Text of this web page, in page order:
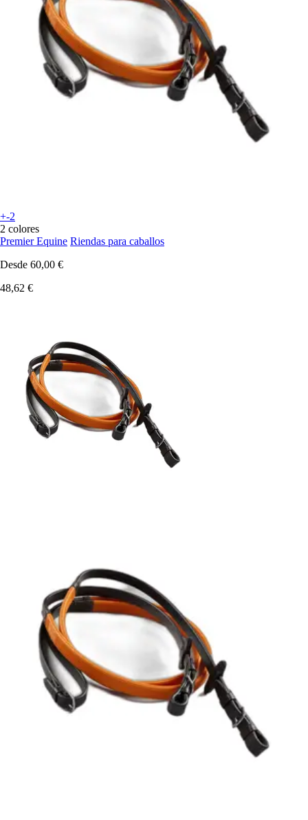
+-2
2 colores
Premier Equine Riendas para caballos
Desde 60,00 €
48,62 €